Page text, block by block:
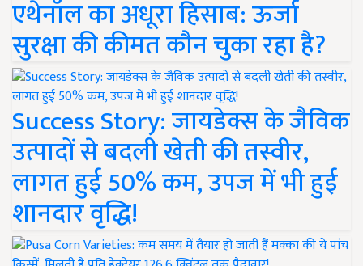
एथेनॉल का अधूरा हिसाब: ऊर्जा
सुरक्षा की कीमत कौन चुका रहा है?
Success Story: जायडेक्स के जैविक
उत्पादों से बदली खेती की तस्वीर,
लागत हुई 50% कम, उपज में भी हुई
शानदार वृद्धि!